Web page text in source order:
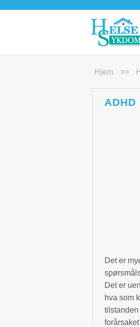
Hjem >>
Det er
Det er
hva som